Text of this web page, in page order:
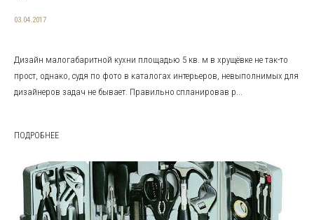
03.04.2017
Дизайн малогабаритной кухни площадью 5 кв. м в хрущёвке не так-то
прост, однако, судя по фото в каталогах интерьеров, невыполнимых для
дизайнеров задач не бывает. Правильно спланировав р...
ПОДРОБНЕЕ